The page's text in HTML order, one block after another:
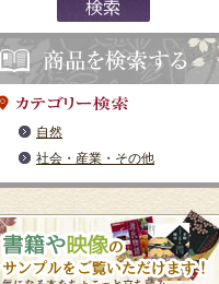
自然
社会・産業・その他